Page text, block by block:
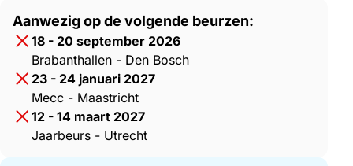
Aanwezig op de volgende beurzen:
18 - 20 september 2026
Brabanthallen - Den Bosch
23 - 24 januari 2027
Mecc - Maastricht
12 - 14 maart 2027
Jaarbeurs - Utrecht